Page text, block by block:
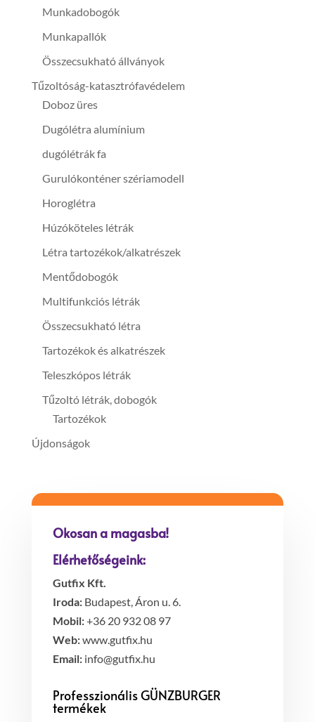
Munkadobogók
Munkapallók
Összecsukható állványok
Tűzoltóság-katasztrófavédelem
Doboz üres
Dugólétra alumínium
dugólétrák fa
Gurulókonténer szériamodell
Horoglétra
Húzóköteles létrák
Létra tartozékok/alkatrészek
Mentődobogók
Multifunkciós létrák
Összecsukható létra
Tartozékok és alkatrészek
Teleszkópos létrák
Tűzoltó létrák, dobogók
Tartozékok
Újdonságok
Okosan a magasba!
Elérhetőségeink:
Gutfix Kft.
Iroda:Budapest, Áron u. 6.
Mobil:+36 20 932 08 97
Web:www.gutfix.hu
Email: info@gutfix.hu
Professzionális GÜNZBURGER
termékek